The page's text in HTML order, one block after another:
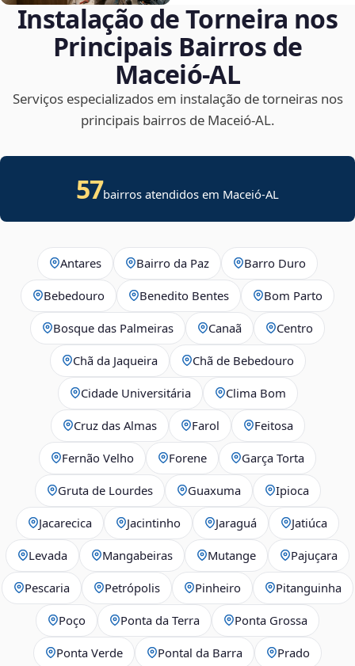
Instalação de Torneira nos
Principais Bairros de
Maceió‑AL
Serviços especializados em instalação de torneiras nos
principais bairros de Maceió‑AL.
57bairros atendidos em Maceió-AL
Antares Bairro da Paz Barro Duro
Bebedouro Benedito Bentes Bom Parto
Bosque das Palmeiras Canaã Centro
Chã da Jaqueira Chã de Bebedouro
Cidade Universitária Clima Bom
Cruz das Almas Farol Feitosa
Fernão Velho Forene Garça Torta
Gruta de Lourdes Guaxuma Ipioca
Jacarecica Jacintinho Jaraguá Jatiúca
Levada Mangabeiras Mutange Pajuçara
Pescaria Petrópolis Pinheiro Pitanguinha
Poço Ponta da Terra Ponta Grossa
Ponta Verde Pontal da Barra Prado